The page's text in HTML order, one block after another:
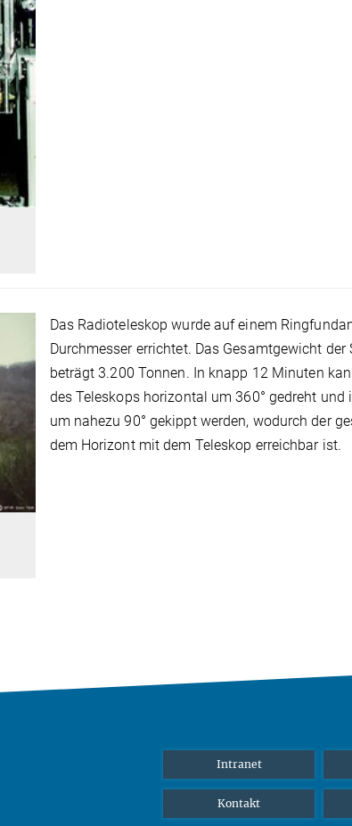
Das Radioteleskop wurde auf einem
Durchmesser errichtet. Das Gesamtgewicht
beträgt 3.200 Tonnen. In knapp 12 Minuten
des Teleskops horizontal um 360° gedreht und
um nahezu 90° gekippt werden, wodurch der
dem Horizont mit dem Teleskop erreichbar ist.
Intranet
Kontakt